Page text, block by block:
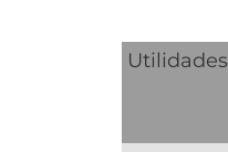
Utilidades